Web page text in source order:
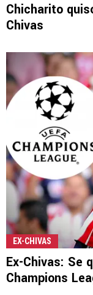
Chicharito
Chivas
EX-CHIVAS
Ex-Chivas: Se
Champions